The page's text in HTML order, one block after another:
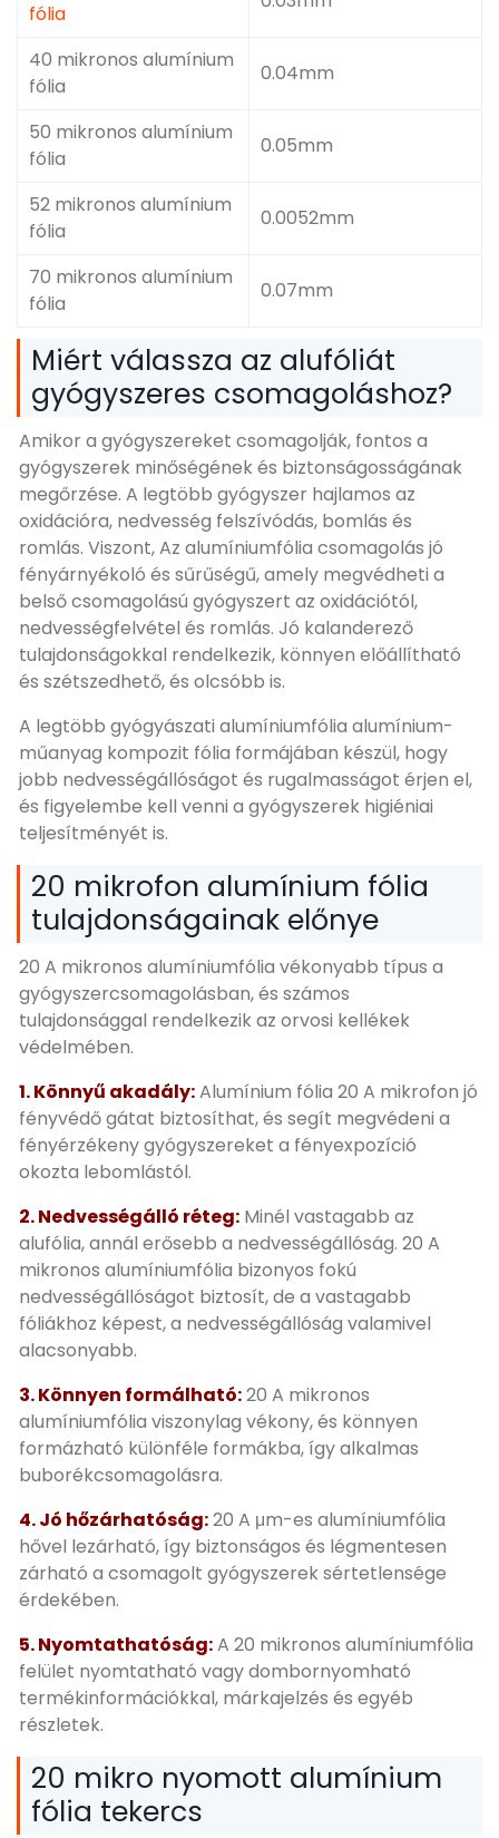
fólia
40 mikronos alumínium
fólia
0.04mm
50 mikronos alumínium
fólia
0.05mm
52 mikronos alumínium
fólia
0.0052mm
70 mikronos alumínium
fólia
0.07mm
Miért válassza az alufóliát
gyógyszeres csomagoláshoz?
Amikor a gyógyszereket csomagolják, fontos a
gyógyszerek minőségének és biztonságosságának
megőrzése. A legtöbb gyógyszer hajlamos az
oxidációra, nedvesség felszívódás, bomlás és
romlás. Viszont, Az alumíniumfólia csomagolás jó
fényárnyékoló és sűrűségű, amely megvédheti a
belső csomagolású gyógyszert az oxidációtól,
nedvességfelvétel és romlás. Jó kalanderező
tulajdonságokkal rendelkezik, könnyen előállítható
és szétszedhető, és olcsóbb is.
A legtöbb gyógyászati ​​​​alumíniumfólia alumínium-
műanyag kompozit fólia formájában készül, hogy
jobb nedvességállóságot és rugalmasságot érjen el,
és figyelembe kell venni a gyógyszerek higiéniai
teljesítményét is.
20 mikrofon alumínium fólia
tulajdonságainak előnye
20 A mikronos alumíniumfólia vékonyabb típus a
gyógyszercsomagolásban, és számos
tulajdonsággal rendelkezik az orvosi kellékek
védelmében.
1. Könnyű akadály:Alumínium fólia 20 A mikrofon jó
fényvédő gátat biztosíthat, és segít megvédeni a
fényérzékeny gyógyszereket a fényexpozíció
okozta lebomlástól.
2. Nedvességálló réteg: Minél vastagabb az
alufólia, annál erősebb a nedvességállóság. 20 A
mikronos alumíniumfólia bizonyos fokú
nedvességállóságot biztosít, de a vastagabb
fóliákhoz képest, a nedvességállóság valamivel
alacsonyabb.
3. Könnyen formálható:20 A mikronos
alumíniumfólia viszonylag vékony, és könnyen
formázható különféle formákba, így alkalmas
buborékcsomagolásra.
4. Jó hőzárhatóság:20 A μm-es alumíniumfólia
hővel lezárható, így biztonságos és légmentesen
zárható a csomagolt gyógyszerek sértetlensége
érdekében.
5. Nyomtathatóság:A 20 mikronos alumíniumfólia
felület nyomtatható vagy dombornyomható
termékinformációkkal, márkajelzés és egyéb
részletek.
20 mikro nyomott alumínium
fólia tekercs